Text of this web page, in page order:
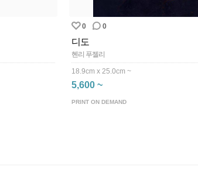
0 0
디도
헨리 푸젤리
18.9cm x 25.0cm ~
5,600 ~
PRINT ON DEMAND